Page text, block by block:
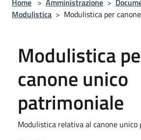
Modulistica > Modulistica per
Modulistica
canone unico
patrimoniale
Modulistica relativa al canone